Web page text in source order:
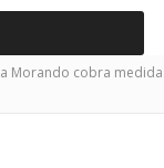
Morando cobra